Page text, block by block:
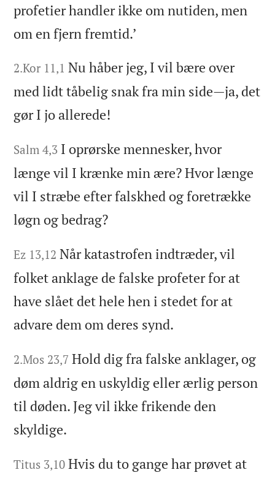
profetier handler ikke om nutiden, men
om en fjern fremtid.’
2.Kor 11,1 Nu håber jeg, I vil bære over
med lidt tåbelig snak fra min side—ja, det
gør I jo allerede!
Salm 4,3 I oprørske mennesker, hvor
længe vil I krænke min ære? Hvor længe
vil I stræbe efter falskhed og foretrække
løgn og bedrag?
Ez 13,12 Når katastrofen indtræder, vil
folket anklage de falske profeter for at
have slået det hele hen i stedet for at
advare dem om deres synd.
2.Mos 23,7 Hold dig fra falske anklager, og
døm aldrig en uskyldig eller ærlig person
til døden. Jeg vil ikke frikende den
skyldige.
Titus 3,10 Hvis du to gange har prøvet at